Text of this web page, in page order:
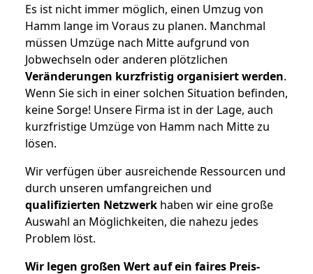
Es ist nicht immer möglich, einen Umzug von
Hamm lange im Voraus zu planen. Manchmal
müssen Umzüge nach Mitte aufgrund von
Jobwechseln oder anderen plötzlichen
Veränderungen kurzfristig organisiert werden.
Wenn Sie sich in einer solchen Situation befinden,
keine Sorge! Unsere Firma ist in der Lage, auch
kurzfristige Umzüge von Hamm nach Mitte zu
lösen.
Wir verfügen über ausreichende Ressourcen und
durch unseren umfangreichen und
qualifizierten Netzwerk haben wir eine große
Auswahl an Möglichkeiten, die nahezu jedes
Problem löst.
Wir legen großen Wert auf ein faires Preis-